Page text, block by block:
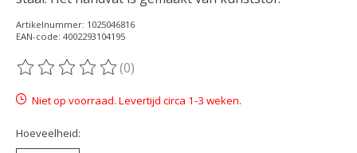
Artikelnummer: 1025046816
EAN-code: 4002293104195
De beoordeling van dit product is
(0)
Niet op voorraad. Levertijd circa 1-3 weken.
Hoeveelheid: